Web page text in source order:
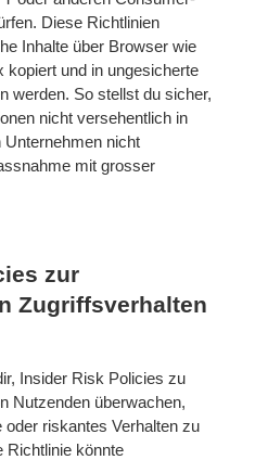
Diese Richtlinien
Inhalte über Browser wie
kopiert und in ungesicherte
werden. So stellst du sicher,
nicht versehentlich in
Unternehmen nicht
mit grosser
zur
Zugriffsverhalten
, Insider Risk Policies zu
Nutzenden überwachen,
riskantes Verhalten zu
Richtlinie könnte